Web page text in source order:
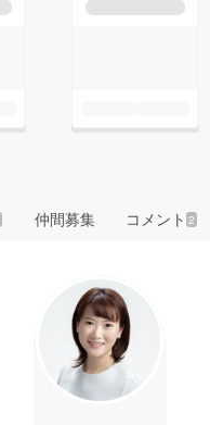
仲間募集 コメント 2